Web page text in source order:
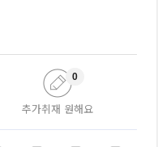
추가취재 원해요
0